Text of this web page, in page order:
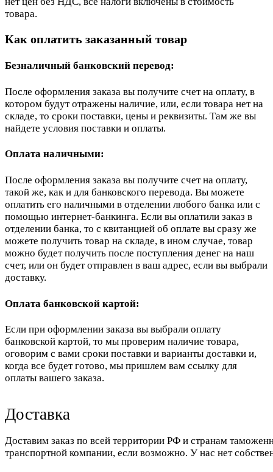
товара.
Как оплатить заказанный товар
Безналичный банковский перевод:
После оформления заказа вы получите счет на оплату, в
котором будут отражены наличие, или, если товара нет на
складе, то сроки поставки, цены и реквизиты. Там же вы
найдете условия поставки и оплаты.
Оплата наличными:
После оформления заказа вы получите счет на оплату,
такой же, как и для банковского перевода. Вы можете
оплатить его наличными в отделении любого банка или с
помощью интернет-банкинга. Если вы оплатили заказ в
отделении банка, то с квитанцией об оплате вы сразу же
можете получить товар на складе, в ином случае, товар
можно будет получить после поступления денег на наш
счет, или он будет отправлен в ваш адрес, если вы выбрали
доставку.
Оплата банковской картой:
Если при оформлении заказа вы выбрали оплату
банковской картой, то мы проверим наличие товара,
оговорим с вами сроки поставки и варианты доставки и,
когда все будет готово, мы пришлем вам ссылку для
оплаты вашего заказа.
Доставка
Доставим заказ по всей территории РФ и странам
транспортной компании, если возможно. У нас нет